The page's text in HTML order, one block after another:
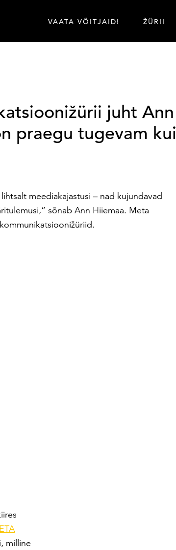
VAATA VÕITJAID! ŽÜRII
juht Ann
praegu tugevam kui
meediakajastusi – nad kujundavad
sõnab Ann Hiiemaa. Meta
milline